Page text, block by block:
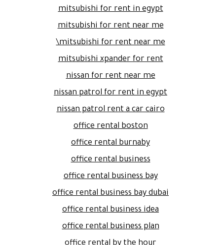
mitsubishi for rent in egypt
mitsubishi for rent near me
mitsubishi for rent near me\
mitsubishi xpander for rent
nissan for rent near me
nissan patrol for rent in egypt
nissan patrol rent a car cairo
office rental boston
office rental burnaby
office rental business
office rental business bay
office rental business bay dubai
office rental business idea
office rental business plan